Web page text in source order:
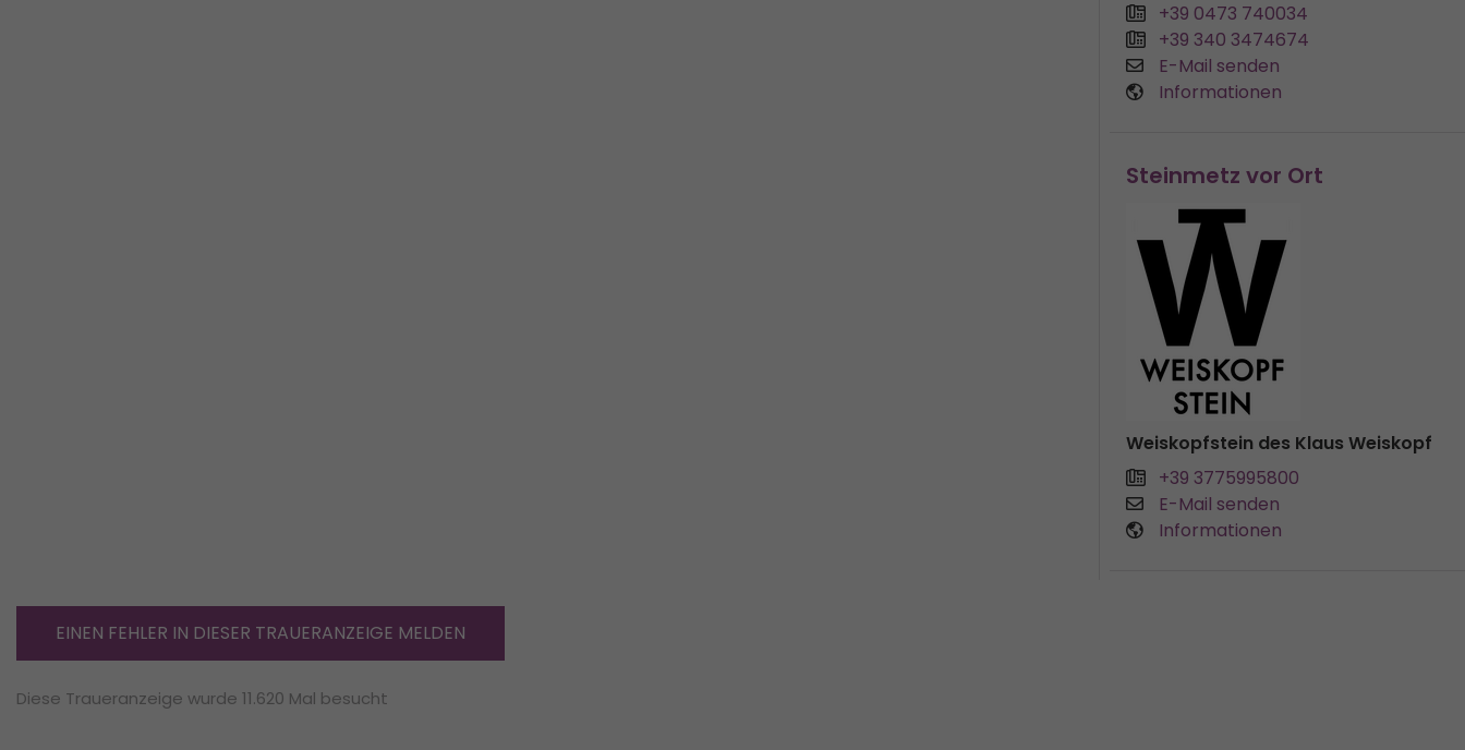
+39 0473 740034
+39 340 3474674
E-Mail senden
Informationen
Steinmetz vor Ort
Weiskopfstein des Klaus Weiskopf
+39 3775995800
E-Mail senden
Informationen
EINEN FEHLER IN DIESER TRAUERANZEIGE MELDEN
Diese Traueranzeige wurde 11.620 Mal besucht